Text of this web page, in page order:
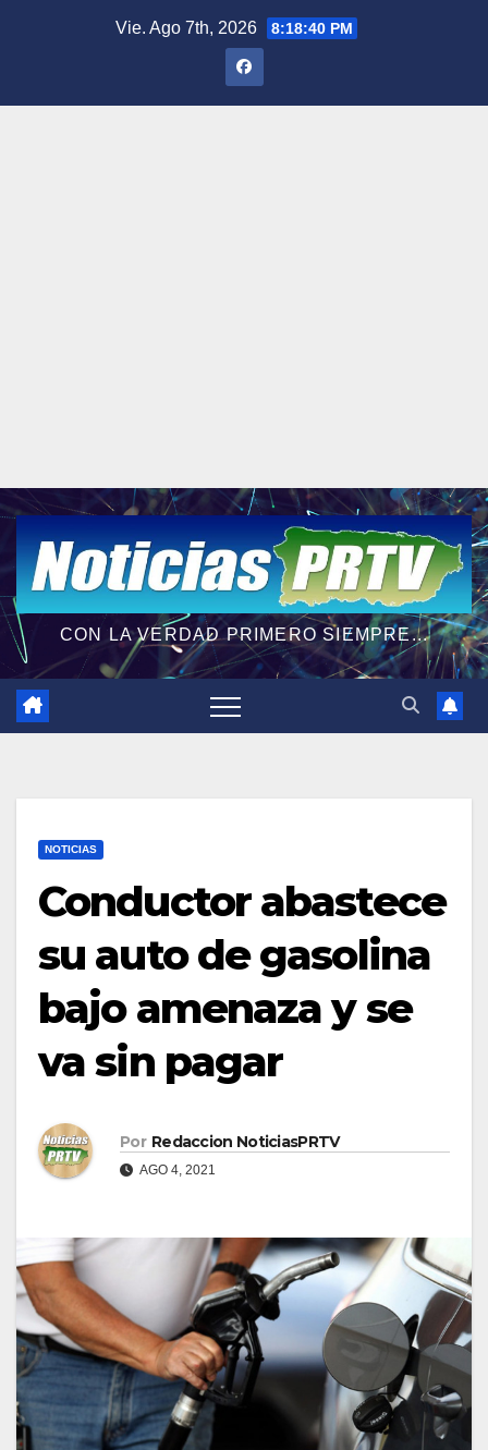
Vie. Ago 7th, 2026 8:18:41 PM
CON LA VERDAD PRIMERO SIEMPRE...
NOTICIAS
Conductor abastece
su auto de gasolina
bajo amenaza y se
va sin pagar
Por Redaccion NoticiasPRTV
AGO 4, 2021